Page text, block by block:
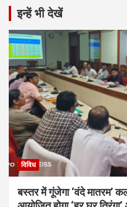
इन्हें भी देखें
विविध
बस्तर में गूंजेगा ‘वंदे